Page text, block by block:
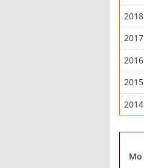
2018
2017
2016
2015
2014
Mo